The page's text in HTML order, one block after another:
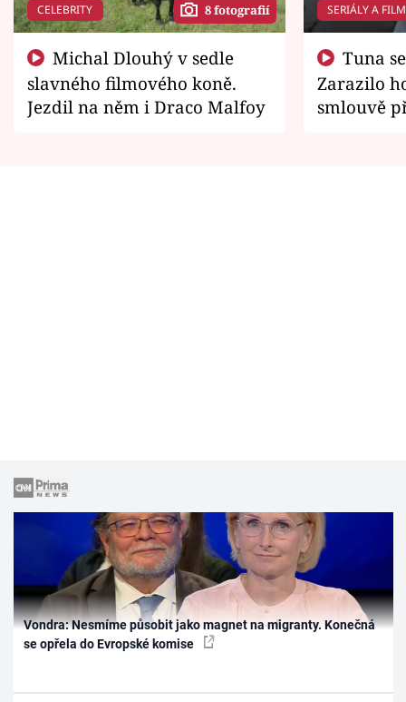
CELEBRITY 8 fotografií
slavného filmového koně.
Jezdil na něm i Draco Malfoy
SERIÁLY A
Zarazilo
smlouvě
Vondra: Nesmíme působit jako magnet na migranty. Konečná
se opřela do Evropské komise